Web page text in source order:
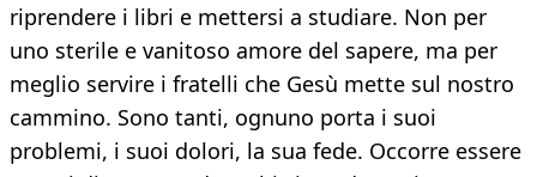
riprendere i libri e mettersi a studiare. Non per
uno sterile e vanitoso amore del sapere, ma per
meglio servire i fratelli che Gesù mette sul nostro
cammino. Sono tanti, ognuno porta i suoi
problemi, i suoi dolori, la sua fede. Occorre essere